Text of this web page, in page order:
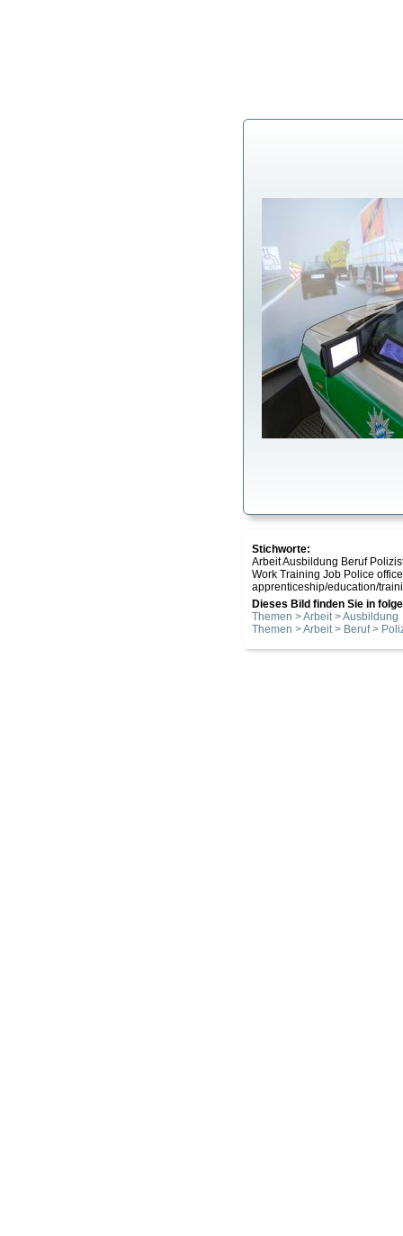
Stichworte:
Arbeit Ausbildung Beruf
Work Training Job Police
apprenticeship/education/
Dieses Bild finden Sie in
Themen > Arbeit > Ausbildung
Themen > Arbeit > Beruf >